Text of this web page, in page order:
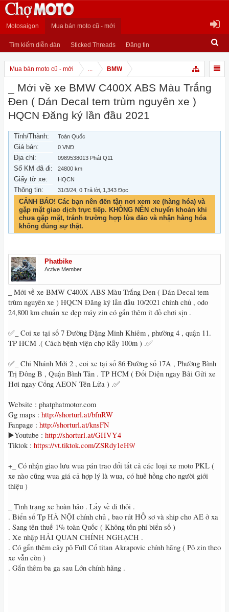
Motosaigon Mua bán moto cũ - mới
Tìm kiếm diễn đàn Sticked Threads Đăng tin
Mua bán moto cũ - mới ... BMW
_ Mới về xe BMW C400X ABS Màu Trắng
Đen ( Dán Decal tem trùm nguyên xe )
HQCN Đăng ký lần đầu 2021
Tỉnh/Thành: Toàn Quốc
Giá bán: 0 VNĐ
Địa chỉ: 0989538013 Phát Q11
Số KM đã đi: 24800 km
Giấy tờ xe: HQCN
Thông tin: 31/3/24 , 0 Trả lời, 1,343 Đọc
CẢNH BÁO! Các bạn nên đến tận nơi xem xe (hàng hóa) và
gặp mặt giao dịch trực tiếp. KHÔNG NÊN chuyển khoản khi
chưa gặp mặt, tránh trường hợp lừa đảo và nhận hàng hóa
không đúng sự thật.
Phatbike
Active Member
_ Mới về xe BMW C400X ABS Màu Trắng Đen ( Dán Decal tem
trùm nguyên xe ) HQCN Đăng ký lần đầu 10/2021 chính chủ , odo
24,800 km chuẩn xe đẹp máy zin có gắn thêm ít đồ chơi sịn .
✅_ Coi xe tại số 7 Đường Đặng Minh Khiêm , phường 4 , quận 11.
TP HCM .( Cách bệnh viện chợ Rẫy 100m ) .✅
✅_ Chi Nhánh Mới 2 , coi xe tại số 86 Đường số 17A , Phường Bình
Trị Đông B , Quận Bình Tân . TP HCM ( Đối Diện ngay Bãi Gửi xe
Hơi ngay Cổng AEON Tên Lửa ) .✅
Website : phatphatmotor.com
Gg maps : http://shorturl.at/bfnRW
Fanpage : http://shorturl.at/knsFN
▶️Youtube : http://shorturl.at/GHVY4
Tiktok : https://vt.tiktok.com/ZSRdy1eH9/
+_ Có nhận giao lưu wua pán trao đổi tất cả các loại xe moto PKL (
xe nào cũng wua giá cả hợp lý là wua, có huê hồng cho người giới
thiệu )
_ Tình trạng xe hoàn hảo . Lấy về đi thôi .
. Biển số Tp HÀ NỘI chính chủ , bao rút HỒ sơ và ship cho AE ở xa
. Sang tên thuế 1% toàn Quốc ( Không tốn phí biển số )
. Xe nhập HẢI QUAN CHÍNH NGHẠCH .
. Có gắn thêm cây pô Full Cổ titan Akrapovic chính hãng ( Pô zin theo
xe vẫn còn )
. Gắn thêm ba ga sau Lớn chính hãng .